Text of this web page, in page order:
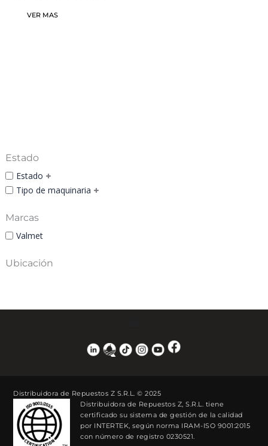
Estado
Estado
Tipo de maquinaria
Marcas
Valmet
Ubicación
VER MAS
Distribuidora de Repuestos Z S.R.L. © 2025
Distribuidora de Repuestos Z, S.R.L. tiene
certificado su sistema de gestión de la calidad
por INTERTEK, según norma IRAM-ISO 9001:2015
con número de registro 0230521.